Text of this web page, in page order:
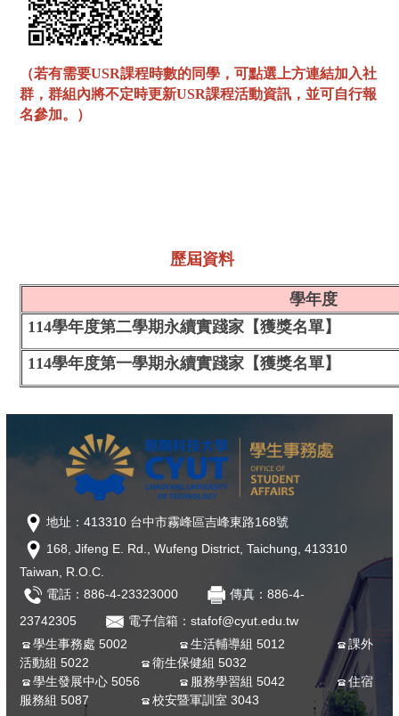
（若有需要USR課程時數的同學，可點選 上方連結加入社
群，群組內將不定時更新USR課程活動資訊，並可自行報
名參加。）
歷屆資料
學年度
114學年度第二學期永續實踐家 【獲獎名單】
114學年度第一學期永續實踐家 【獲獎名單】
地址：413310 台中市霧峰區吉峰東路168號
168, Jifeng E. Rd., Wufeng District, Taichung, 413310
Taiwan, R.O.C.
電話：886-4-23323000
傳真：886-4-
23742305
電子信箱：stafof@cyut.edu.tw
學生事務處 5002
生活輔導組 5012
課外
活動組 5022
衛生保健組 5032
學生發展中心 5056
服務學習組 5042
住宿
服務組 5087
校安暨軍訓室 3043